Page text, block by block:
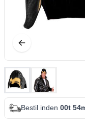
Bestil inden 00t